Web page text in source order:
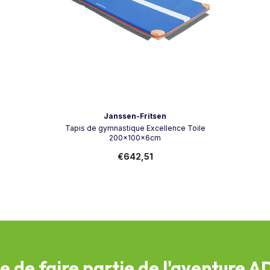
Janssen-Fritsen
Tapis de gymnastique Excellence Toile
200x100x6cm
€642,51